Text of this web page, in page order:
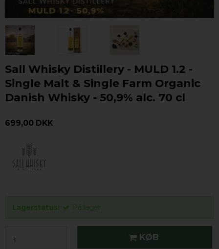
Sall Whisky Distillery - MULD 1.2 -
Single Malt & Single Farm Organic
Danish Whisky - 50,9% alc. 70 cl
699,00 DKK
Lagerstatus: På lager
KØB